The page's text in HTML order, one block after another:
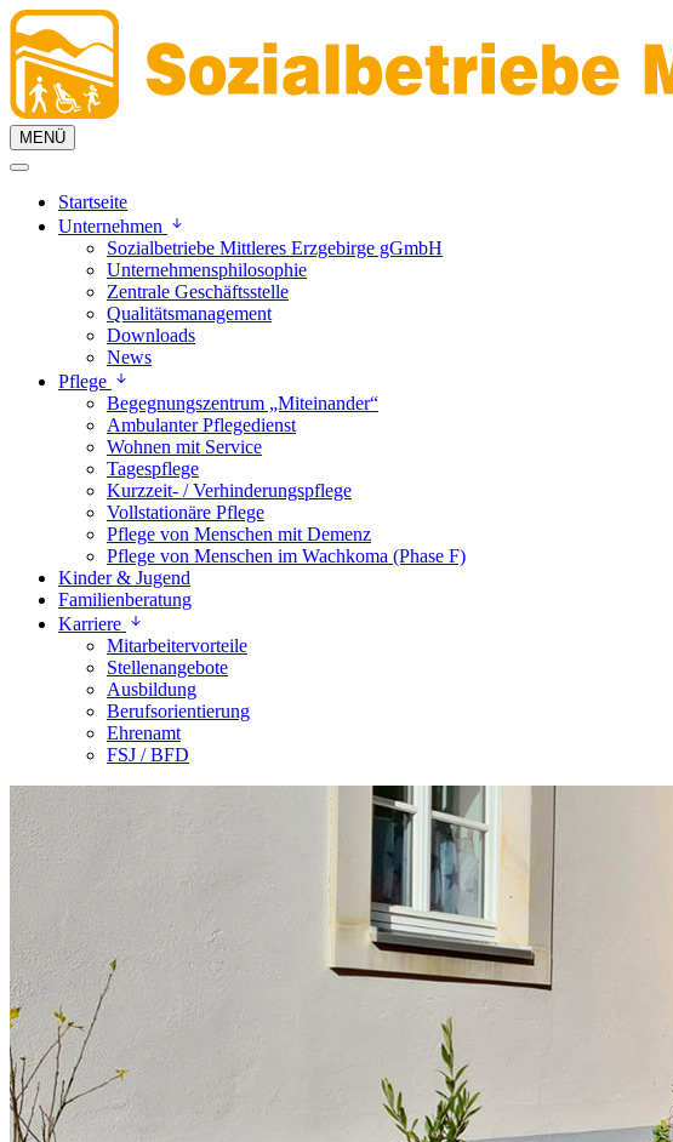
MENÜ
Startseite
Unternehmen
Sozialbetriebe Mittleres Erzgebirge gGmbH
Unternehmensphilosophie
Zentrale Geschäftsstelle
Qualitätsmanagement
Downloads
News
Pflege
Begegnungszentrum „Miteinander“
Ambulanter Pflegedienst
Wohnen mit Service
Tagespflege
Kurzzeit- / Verhinderungspflege
Vollstationäre Pflege
Pflege von Menschen mit Demenz
Pflege von Menschen im Wachkoma (Phase F)
Kinder & Jugend
Familienberatung
Karriere
Mitarbeitervorteile
Stellenangebote
Ausbildung
Berufsorientierung
Ehrenamt
FSJ / BFD